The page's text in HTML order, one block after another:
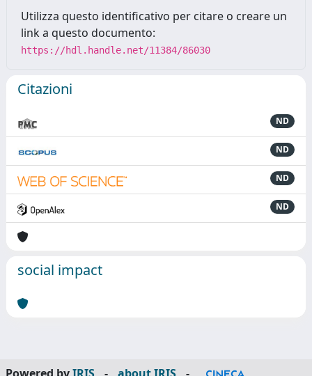
Utilizza questo identificativo per citare o creare un
link a questo documento:
https://hdl.handle.net/11384/86030
Citazioni
ND
ND
ND
ND
social impact